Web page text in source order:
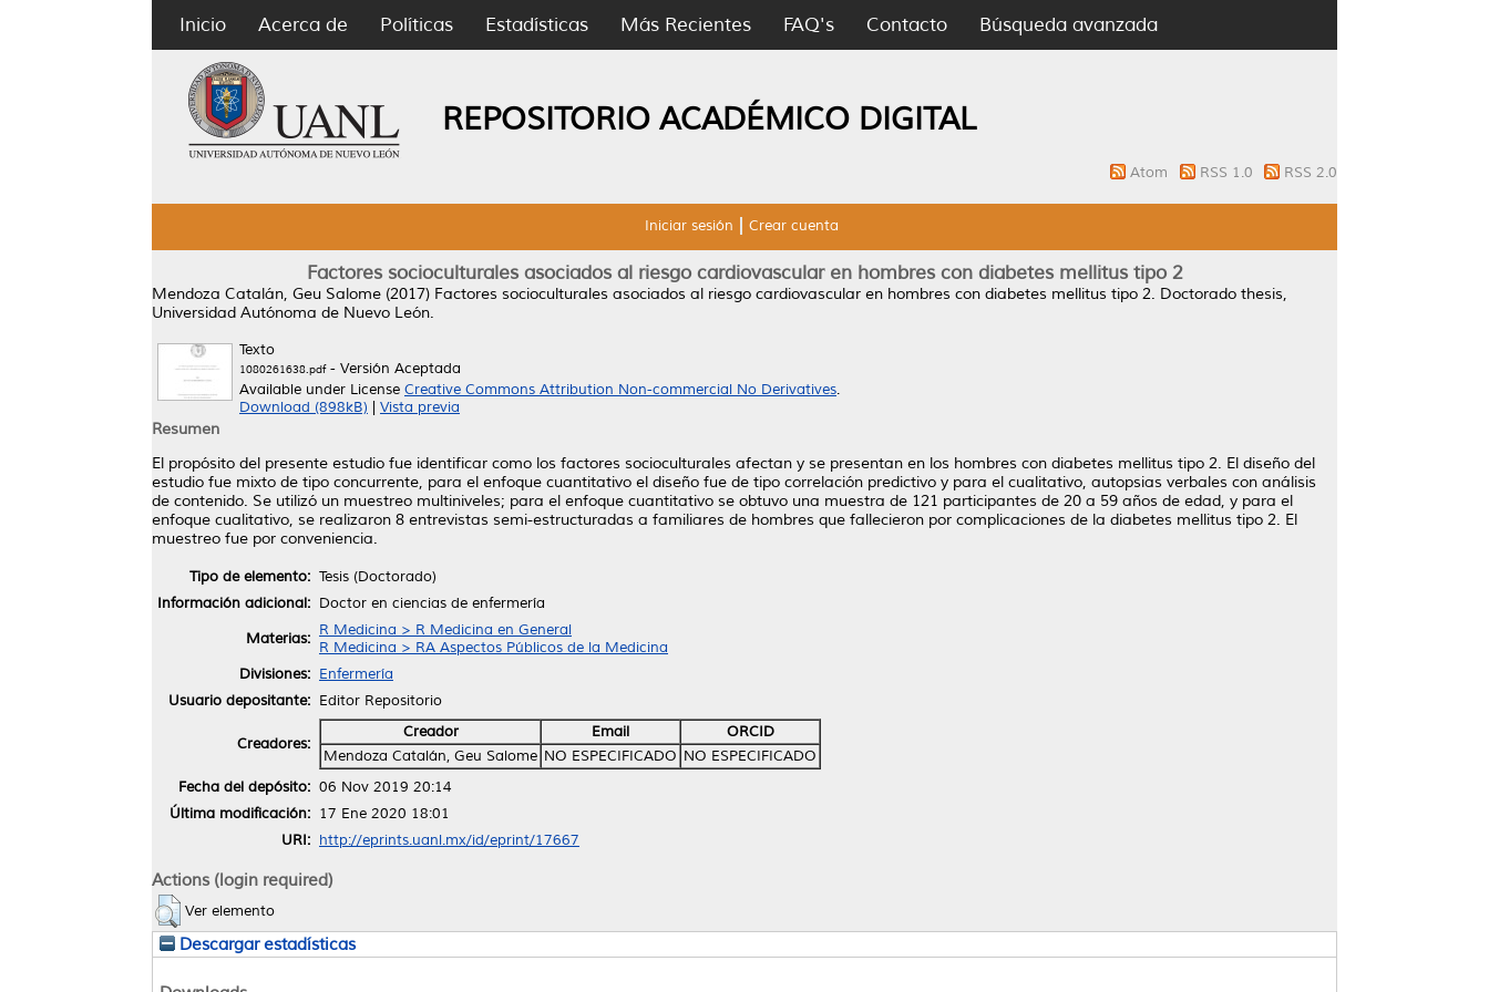
Inicio Acerca de Políticas Estadísticas Más Recientes FAQ's Contacto Búsqueda avanzada
REPOSITORIO ACADÉMICO DIGITAL
Atom RSS 1.0 RSS 2.0
Iniciar sesión Crear cuenta
Factores socioculturales asociados al riesgo cardiovascular en hombres con diabetes mellitus tipo 2
Mendoza Catalán, Geu Salome (2017) Factores socioculturales asociados al riesgo cardiovascular en hombres con diabetes mellitus tipo 2. Doctorado thesis,
Universidad Autónoma de Nuevo León.
Texto
1080261638.pdf- Versión Aceptada
Available under License Creative Commons Attribution Non-commercial No Derivatives.
Download (898kB)
Vista previa
Resumen
El propósito del presente estudio fue identificar como los factores socioculturales afectan y se presentan en los hombres con diabetes mellitus tipo 2. El diseño del
estudio fue mixto de tipo concurrente, para el enfoque cuantitativo el diseño fue de tipo correlación predictivo y para el cualitativo, autopsias verbales con análisis
de contenido. Se utilizó un muestreo multiniveles; para el enfoque cuantitativo se obtuvo una muestra de 121 participantes de 20 a 59 años de edad, y para el
enfoque cualitativo, se realizaron 8 entrevistas semi-estructuradas a familiares de hombres que fallecieron por complicaciones de la diabetes mellitus tipo 2. El
muestreo fue por conveniencia.
Tipo de elemento: Tesis (Doctorado)
Información adicional: Doctor en ciencias de enfermería
Materias: R Medicina > R Medicina en General
R Medicina > RA Aspectos Públicos de la Medicina
Divisiones: Enfermería
Usuario depositante: Editor Repositorio
Creadores:
Creador Email
ORCID
Mendoza Catalán, Geu Salome NO ESPECIFICADO NO ESPECIFICADO
Fecha del depósito: 06 Nov 2019 20:14
Última modificación: 17 Ene 2020 18:01
URI: http://eprints.uanl.mx/id/eprint/17667
Actions (login required)
Ver elemento
Descargar estadísticas